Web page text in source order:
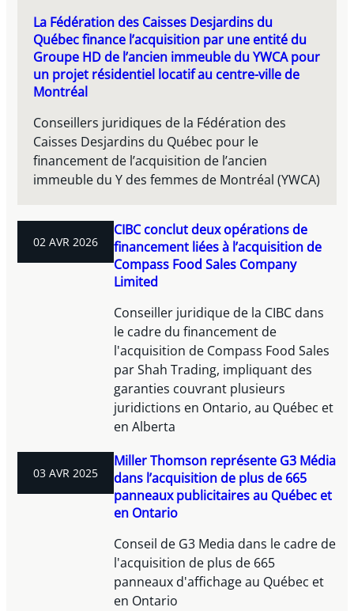
La Fédération des Caisses Desjardins du
Québec finance l’acquisition par une entité du
Groupe HD de l’ancien immeuble du YWCA pour
un projet résidentiel locatif au centre-ville de
Montréal
Conseillers juridiques de la Fédération des
Caisses Desjardins du Québec pour le
financement de l’acquisition de l’ancien
immeuble du Y des femmes de Montréal (YWCA)
02 AVR 2026
CIBC conclut deux opérations de
financement liées à l’acquisition de
Compass Food Sales Company
Limited
Conseiller juridique de la CIBC dans
le cadre du financement de
l'acquisition de Compass Food Sales
par Shah Trading, impliquant des
garanties couvrant plusieurs
juridictions en Ontario, au Québec et
en Alberta
03 AVR 2025
Miller Thomson représente G3 Média
dans l’acquisition de plus de 665
panneaux publicitaires au Québec et
en Ontario
Conseil de G3 Media dans le cadre de
l'acquisition de plus de 665
panneaux d'affichage au Québec et
en Ontario